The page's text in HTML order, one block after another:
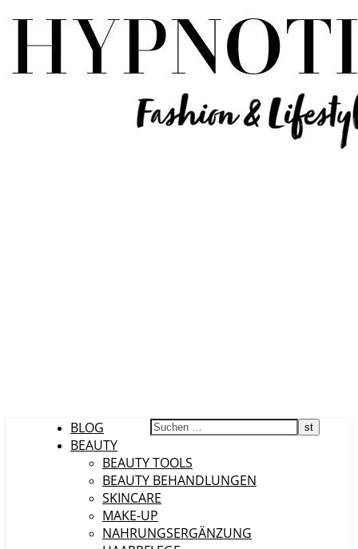
BLOG
BEAUTY
BEAUTY TOOLS
BEAUTY BEHANDLUNGEN
SKINCARE
MAKE-UP
NAHRUNGSERGÄNZUNG